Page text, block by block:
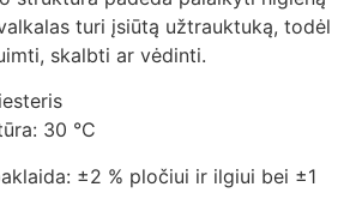
turi įsiūtą užtrauktuką, todėl
skalbti ar vėdinti.
30 °C
±2 % pločiui ir ilgiui bei ±1